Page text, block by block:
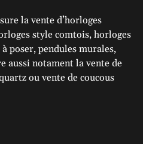
la vente d’horloges
style comtois, horloges
poser, pendules murales,
aussi notament la vente de
ou vente de coucous